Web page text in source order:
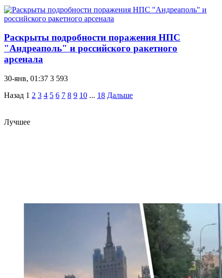
Раскрыты подробности поражения НПС
"Андреаполь" и российского ракетного
арсенала
30-янв, 01:37 3 593
Назад 1 2 3 4 5 6 7 8 9 10 ... 18 Дальше
Лучшее